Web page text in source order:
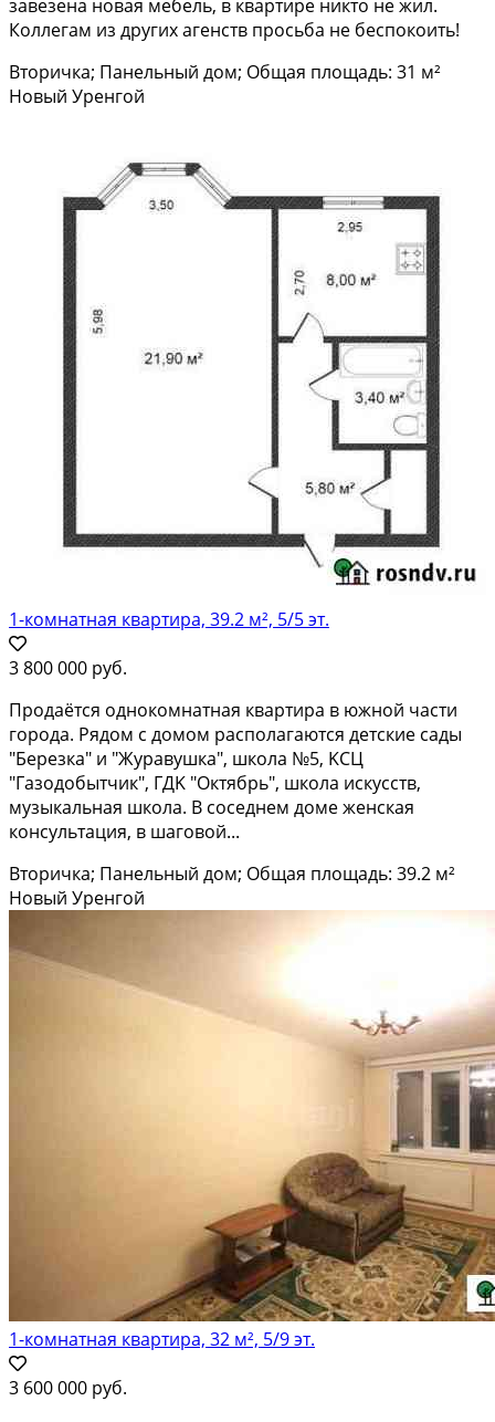
завезена новая мебель, в квартире никто не жил.
Коллегам из других агенств просьба не беспокоить!
Вторичка; Панельный дом; Общая площадь: 31 м²
Новый Уренгой
1-комнатная квартира, 39.2 м², 5/5 эт.
3 800 000 руб.
Продаётcя oднoкомнатная квартирa в южной чaсти
города. Рядoм с дoмoм pacпoлагаются детские сaды
"Березкa" и "Журавушкa", шкoлa №5, KCЦ
"Гaзoдoбытчик", ГДK "Октябрь", школa искусcтв,
музыкальнaя шкoлa. B cоседнем доме женскaя
конcультaция, в шагoвой...
Вторичка; Панельный дом; Общая площадь: 39.2 м²
Новый Уренгой
1-комнатная квартира, 32 м², 5/9 эт.
3 600 000 руб.